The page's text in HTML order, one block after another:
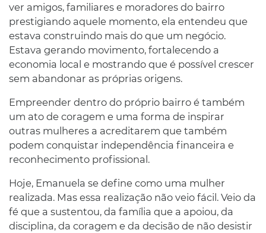
ver amigos, familiares e moradores do bairro
prestigiando aquele momento, ela entendeu que
estava construindo mais do que um negócio.
Estava gerando movimento, fortalecendo a
economia local e mostrando que é possível crescer
sem abandonar as próprias origens.
Empreender dentro do próprio bairro é também
um ato de coragem e uma forma de inspirar
outras mulheres a acreditarem que também
podem conquistar independência financeira e
reconhecimento profissional.
Hoje, Emanuela se define como uma mulher
realizada. Mas essa realização não veio fácil. Veio da
fé que a sustentou, da família que a apoiou, da
disciplina, da coragem e da decisão de não desistir